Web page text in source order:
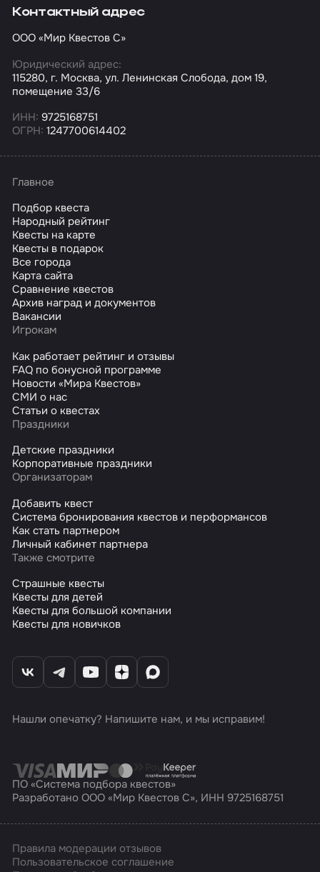
Контактный адрес
ООО «Мир Квестов С»
Юридический адрес:
115280, г. Москва, ул. Ленинская Слобода, дом 19,
помещение 33/6
ИНН: 9725168751
ОГРН: 1247700614402
Главное
Подбор квеста
Народный рейтинг
Квесты на карте
Квесты в подарок
Все города
Карта сайта
Сравнение квестов
Архив наград и документов
Вакансии
Игрокам
Как работает рейтинг и отзывы
FAQ по бонусной программе
Новости «Мира Квестов»
СМИ о нас
Статьи о квестах
Праздники
Детские праздники
Корпоративные праздники
Организаторам
Добавить квест
Система бронирования квестов и перформансов
Как стать партнером
Личный кабинет партнера
Также смотрите
Страшные квесты
Квесты для детей
Квесты для большой компании
Квесты для новичков
Нашли опечатку? Напишите нам, и мы исправим!
ПО «Система подбора квестов»
Разработано ООО «Мир Квестов С», ИНН 9725168751
Правила модерации отзывов
Пользовательское соглашение